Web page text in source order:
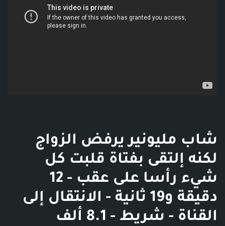
شاب مليونير يرفض الزواج
لكنه إلتقى بفتاة قلبت كل
شيء رأسا على عقب - 12
دقيقة و19 ثانية - الانتقال إلى
القناة - شريط - 8.1 ألف